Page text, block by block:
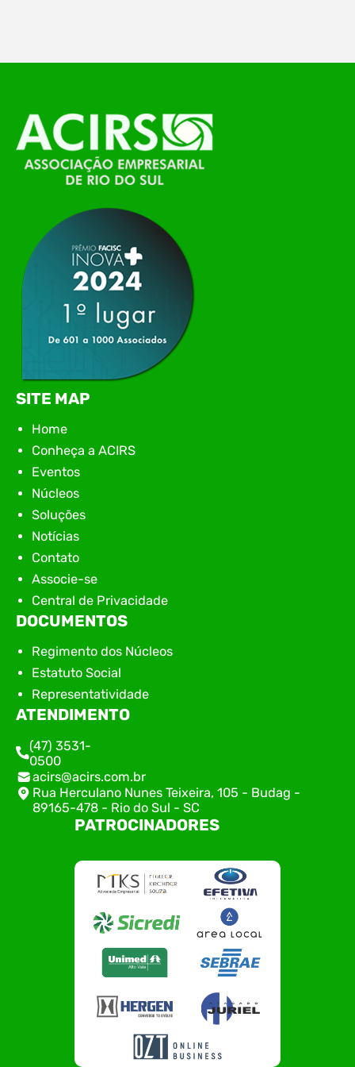
O Polo ACATE-ACIRS, por meio do NIAVI – Núcleo
de Tecnologia da Informação do Alto Vale do
Itajaí, realizou, no dia 21 de julho, o evento
Conexão Tech NIAVI, reunindo empresas de
tecnologia da região para uma noite de
apresentação de novas iniciativas para o setor. O
encontro aconteceu em Rio…
SITE MAP
Home
Conheça a ACIRS
Eventos
Núcleos
Soluções
Notícias
Contato
Associe-se
Central de Privacidade
DOCUMENTOS
Regimento dos Núcleos
Estatuto Social
Representatividade
ATENDIMENTO
(47) 3531-
0500
acirs@acirs.com.br
Rua Herculano Nunes Teixeira, 105 - Budag -
89165-478 - Rio do Sul - SC
PATROCINADORES